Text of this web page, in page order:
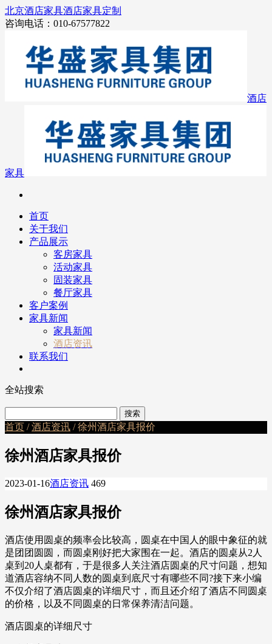
北京酒店家具酒店家具定制
咨询电话：010-67577822
酒店
家具
首页
关于我们
产品展示
客房家具
活动家具
固装家具
餐厅家具
客户案例
家具新闻
家具新闻
酒店资讯
联系我们
全站搜索
首页 /酒店资讯 / 徐州酒店家具报价
徐州酒店家具报价
2023-01-16酒店资讯 469
徐州酒店家具报价
酒店使用圆桌的频率会比较高，圆桌在中国人的眼中象征的就
是团团圆圆，而圆桌刚好把大家围在一起。酒店的圆桌从2人
桌到20人桌都有，于是很多人关注酒店圆桌的尺寸问题，想知
道酒店容纳不同人数的圆桌到底尺寸有哪些不同?接下来小编
不仅介绍了酒店圆桌的详细尺寸，而且还介绍了酒店不同圆桌
的价格，以及不同圆桌的日常保养清洁问题。
酒店圆桌的详细尺寸